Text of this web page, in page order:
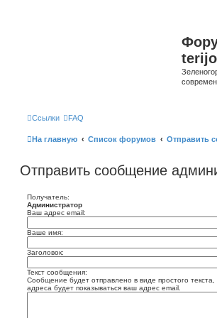
Ссылки FAQ
На главную Список форумов Отправить
Отправить сообщение
Получатель:
Администратор
Ваш адрес email:
Ваше имя:
Заголовок:
Текст сообщения:
Сообщение будет отправлено в виде простого
адреса будет показываться ваш адрес email.